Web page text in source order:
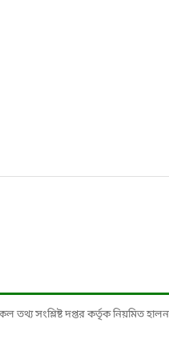
সংশ্লিষ্ট দপ্তর কর্তৃক নিয়মিত